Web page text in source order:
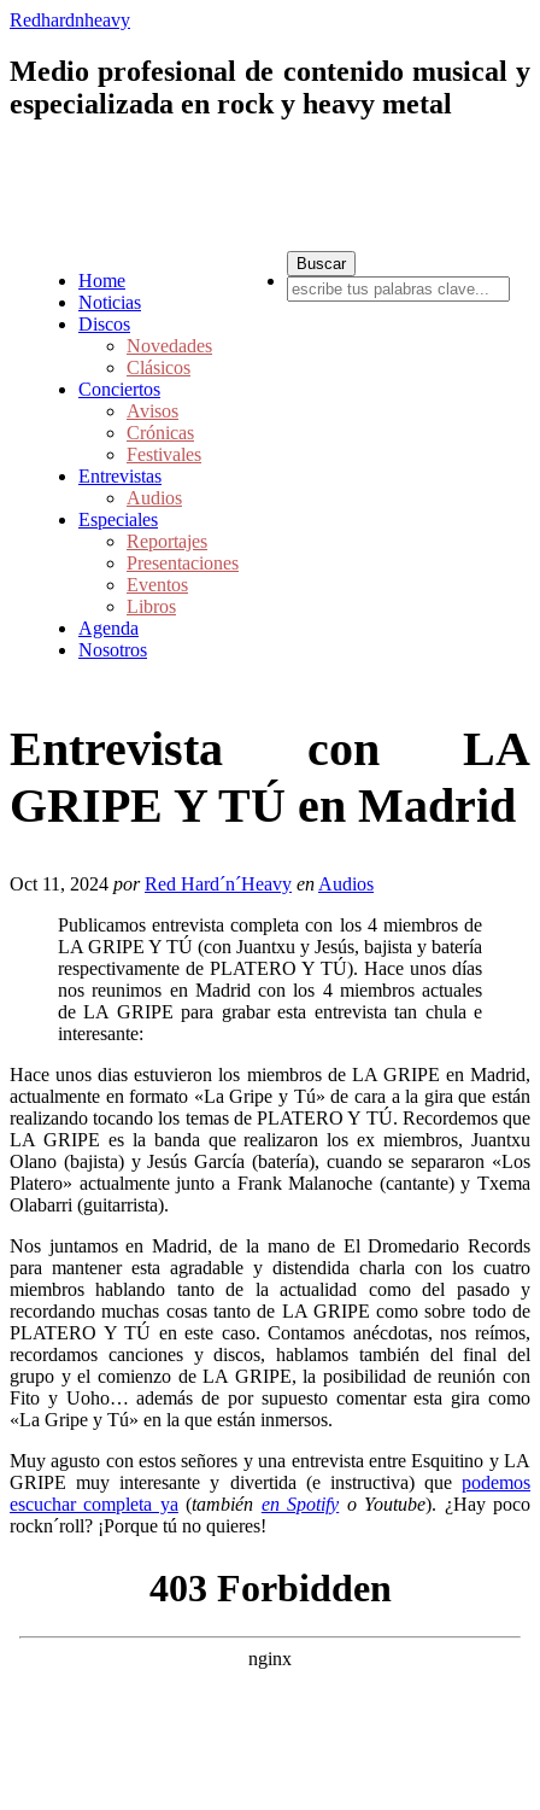
Redhardnheavy
Medio profesional de contenido musical y
especializada en rock y heavy metal
Home
Noticias
Discos
Novedades
Clásicos
Conciertos
Avisos
Crónicas
Festivales
Entrevistas
Audios
Especiales
Reportajes
Presentaciones
Eventos
Libros
Agenda
Nosotros
Entrevista con LA
GRIPE Y TÚ en Madrid
Oct 11, 2024 por Red Hard´n´Heavy en Audios
Publicamos entrevista completa con los 4 miembros de
LA GRIPE Y TÚ (con Juantxu y Jesús, bajista y batería
respectivamente de PLATERO Y TÚ). Hace unos días
nos reunimos en Madrid con los 4 miembros actuales
de LA GRIPE para grabar esta entrevista tan chula e
interesante:
Hace unos dias estuvieron los miembros de LA GRIPE en Madrid,
actualmente en formato «La Gripe y Tú» de cara a la gira que están
realizando tocando los temas de PLATERO Y TÚ. Recordemos que
LA GRIPE es la banda que realizaron los ex miembros, Juantxu
Olano (bajista) y Jesús García (batería), cuando se separaron «Los
Platero» actualmente junto a Frank Malanoche (cantante) y Txema
Olabarri (guitarrista).
Nos juntamos en Madrid, de la mano de El Dromedario Records
para mantener esta agradable y distendida charla con los cuatro
miembros hablando tanto de la actualidad como del pasado y
recordando muchas cosas tanto de LA GRIPE como sobre todo de
PLATERO Y TÚ en este caso. Contamos anécdotas, nos reímos,
recordamos canciones y discos, hablamos también del final del
grupo y el comienzo de LA GRIPE, la posibilidad de reunión con
Fito y Uoho… además de por supuesto comentar esta gira como
«La Gripe y Tú» en la que están inmersos.
Muy agusto con estos señores y una entrevista entre Esquitino y LA
GRIPE muy interesante y divertida (e instructiva) que podemos
escuchar completa ya (también en Spotify o Youtube). ¿Hay poco
rockn´roll? ¡Porque tú no quieres!